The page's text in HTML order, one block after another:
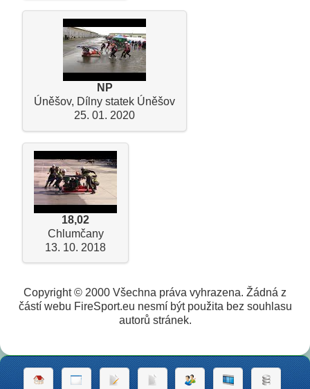
NP
Úněšov, Dílny statek Úněšov
25. 01. 2020
18,02
Chlumčany
13. 10. 2018
Copyright © 2000 Všechna práva vyhrazena. Žádná z
částí webu FireSport.eu nesmí být použita bez souhlasu
autorů stránek.